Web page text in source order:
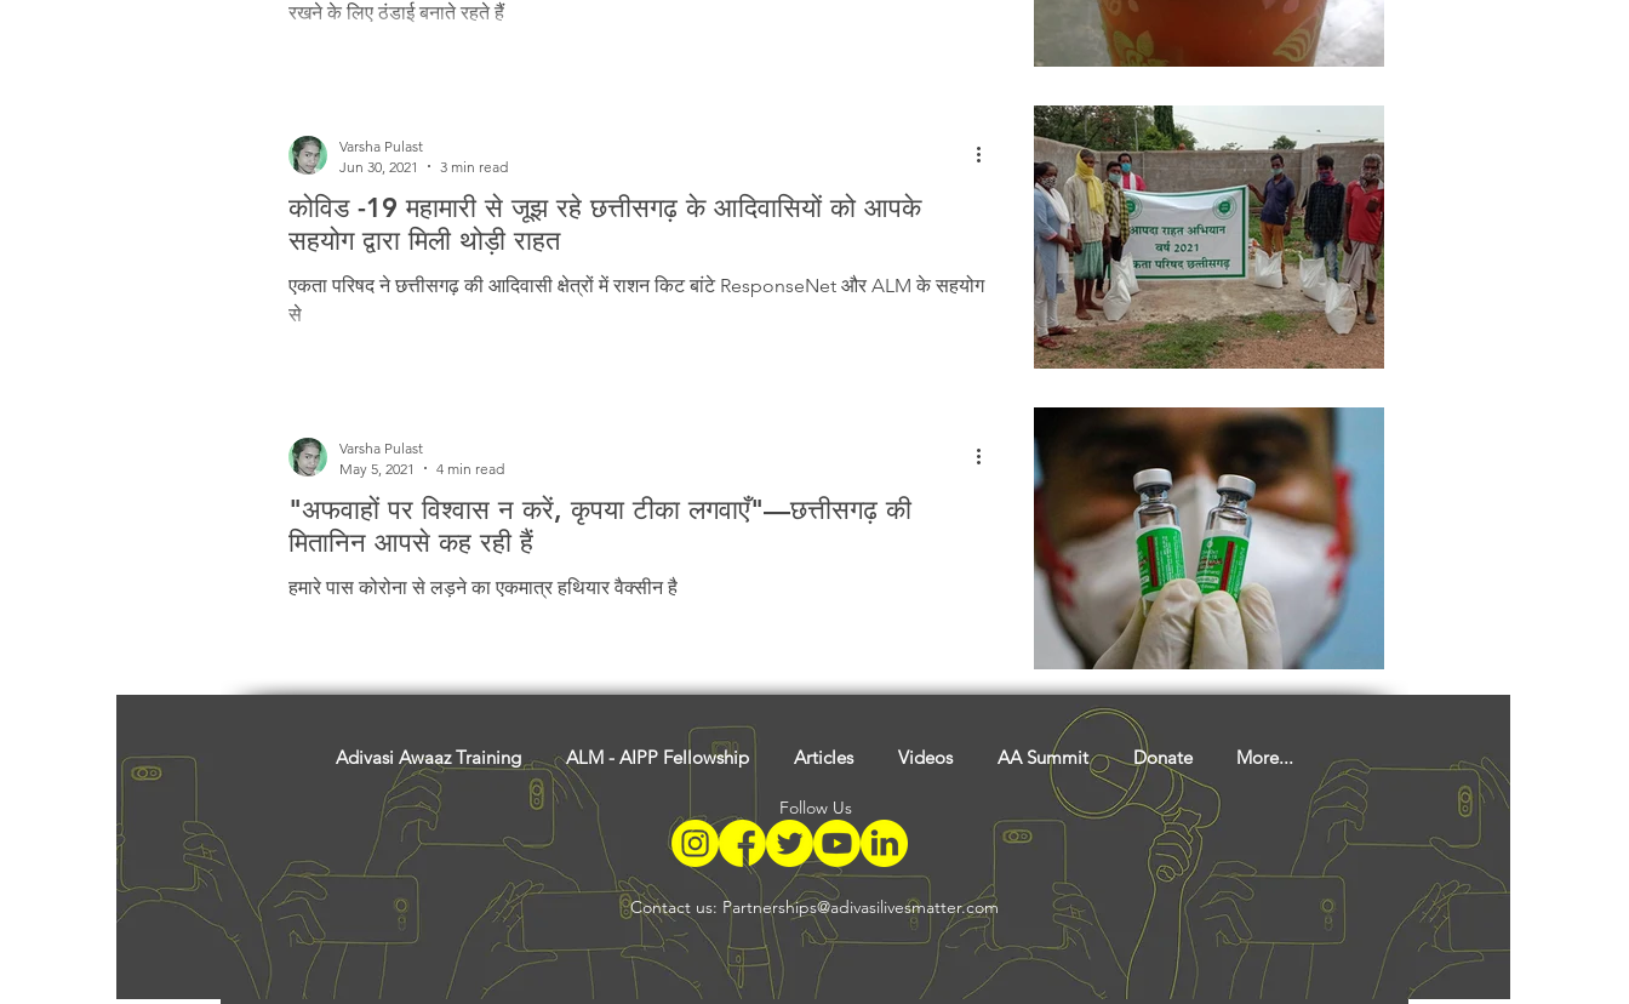
Media Education
रखने के लिए ठंडाई बनाते रहते हैं
कोविड -19 महामारी से जूझ रहे छत्तीसगढ़ के आदिवासियों को आपके
सहयोग द्वारा मिली थोड़ी राहत
एकता परिषद ने छत्तीसगढ़ की आदिवासी क्षेत्रों में राशन किट बांटे ResponseNet और ALM के सहयोग
से
Varsha Pulast
Jun 30, 2021
3 min read
"अफवाहों पर विश्वास न करें, कृपया टीका लगवाएँ"—छत्तीसगढ़ की
मितानिन आपसे कह रही हैं
हमारे पास कोरोना से लड़ने का एकमात्र हथियार वैक्सीन है
Varsha Pulast
May 5, 2021
4 min read
Adivasi Awaaz Training ALM - AIPP Fellowship Articles Videos AA Summit Donate More...
Contact us: Partnerships@adivasilivesmatter.com
Follow Us